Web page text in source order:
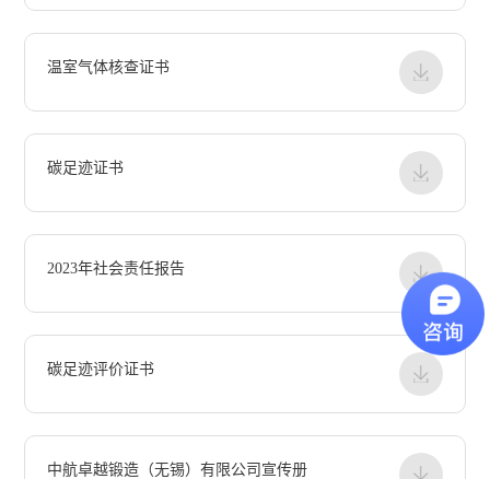
温室气体核查证书
碳足迹证书
2023年社会责任报告
碳足迹评价证书
中航卓越锻造（无锡）有限公司宣传册